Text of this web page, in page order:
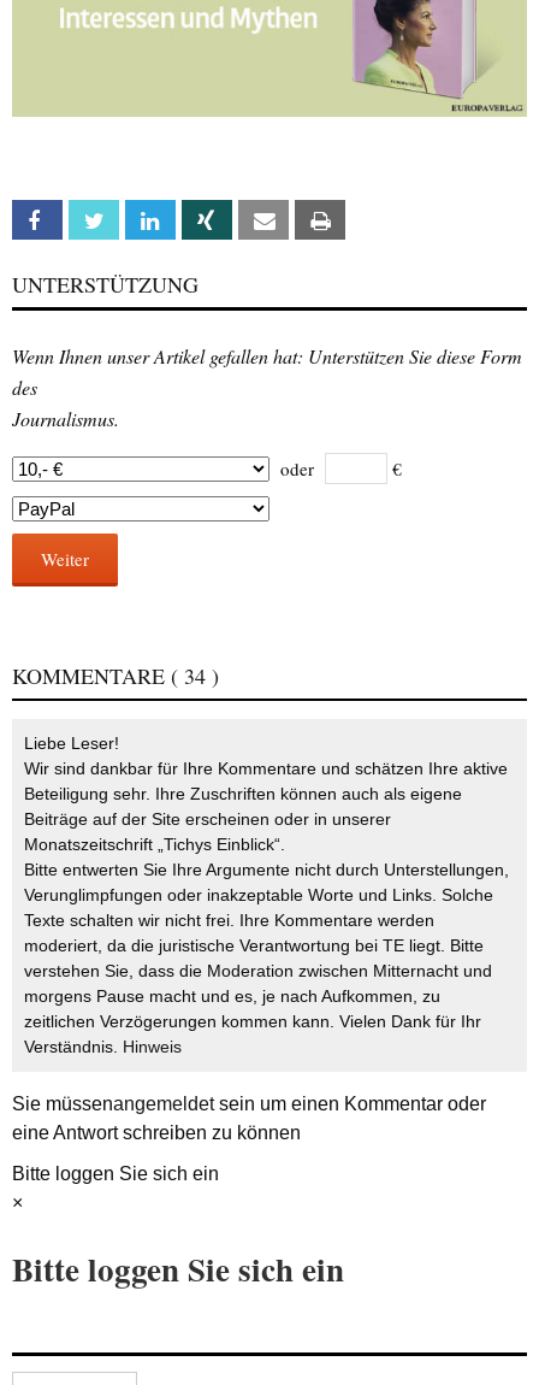
Facebook Twitter Linkedin Xing Email
UNTERSTÜTZUNG
Wenn Ihnen unser Artikel gefallen hat: Unterstützen Sie diese Form
des
Journalismus.
oder €
Weiter
KOMMENTARE ( 34 )
Liebe Leser!
Wir sind dankbar für Ihre Kommentare und schätzen Ihre aktive
Beteiligung sehr. Ihre Zuschriften können auch als eigene
Beiträge auf der Site erscheinen oder in unserer
Monatszeitschrift „Tichys Einblick“.
Bitte entwerten Sie Ihre Argumente nicht durch Unterstellungen,
Verunglimpfungen oder inakzeptable Worte und Links. Solche
Texte schalten wir nicht frei. Ihre Kommentare werden
moderiert, da die juristische Verantwortung bei TE liegt. Bitte
verstehen Sie, dass die Moderation zwischen Mitternacht und
morgens Pause macht und es, je nach Aufkommen, zu
zeitlichen Verzögerungen kommen kann. Vielen Dank für Ihr
Verständnis. Hinweis
Sie müssenangemeldetsein um einen Kommentar oder
eine Antwort schreiben zu können
Bitte loggen Sie sich ein
×
Bitte loggen Sie sich ein